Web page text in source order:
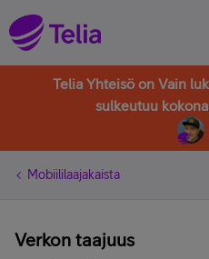
Telia Yhteisö on Vain
sulkeutuu
Mobiililaajakaista
Verkon taajuus